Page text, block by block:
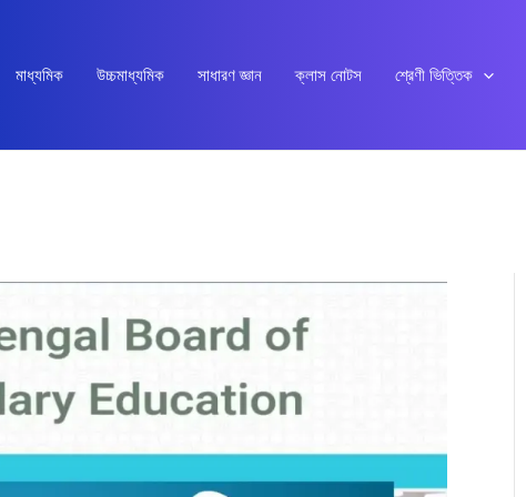
মাধ্যমিক উচ্চমাধ্যমিক সাধারণ জ্ঞান ক্লাস নোটস শ্রেণী ভিত্তিক